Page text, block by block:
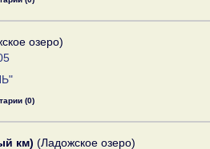
озеро)
(0)
км) (Ладожское озеро)